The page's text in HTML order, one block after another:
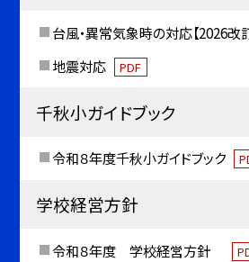
台風・異常気象時の対応【2026改
地震対応
PDF
千秋小ガイドブック
令和８年度千秋小ガイドブック
学校経営方針
令和８年度 学校経営方針